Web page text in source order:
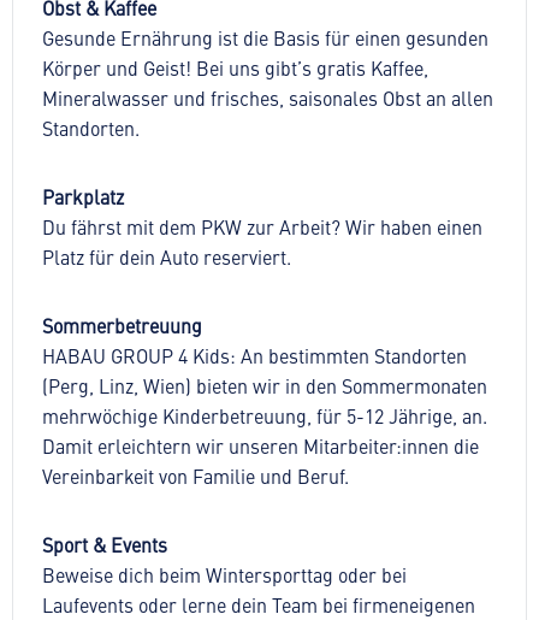
Obst & Kaffee
Gesunde Ernährung ist die Basis für einen gesunden
Körper und Geist! Bei uns gibt’s gratis Kaffee,
Mineralwasser und frisches, saisonales Obst an allen
Standorten.
Parkplatz
Du fährst mit dem PKW zur Arbeit? Wir haben einen
Platz für dein Auto reserviert.
Sommerbetreuung
HABAU GROUP 4 Kids: An bestimmten Standorten
(Perg, Linz, Wien) bieten wir in den Sommermonaten
mehrwöchige Kinderbetreuung, für 5-12 Jährige, an.
Damit erleichtern wir unseren Mitarbeiter:innen die
Vereinbarkeit von Familie und Beruf.
Sport & Events
Beweise dich beim Wintersporttag oder bei
Laufevents oder lerne dein Team bei firmeneigenen